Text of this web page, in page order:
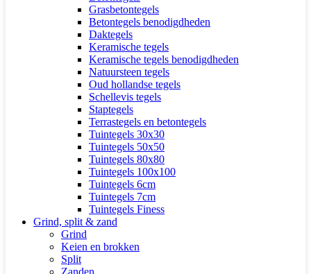
Grasbetontegels
Betontegels benodigdheden
Daktegels
Keramische tegels
Keramische tegels benodigdheden
Natuursteen tegels
Oud hollandse tegels
Schellevis tegels
Staptegels
Terrastegels en betontegels
Tuintegels 30x30
Tuintegels 50x50
Tuintegels 80x80
Tuintegels 100x100
Tuintegels 6cm
Tuintegels 7cm
Tuintegels Finess
Grind, split & zand
Grind
Keien en brokken
Split
Zanden